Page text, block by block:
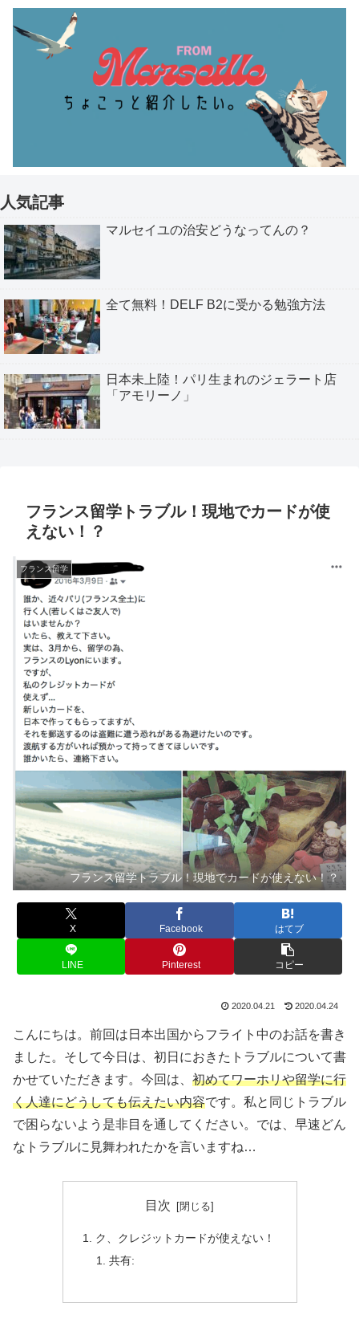
人気記事
マルセイユの治安どうなってんの？
全て無料！DELF B2に受かる勉強方法
日本未上陸！パリ生まれのジェラート店
「アモリーノ」
フランス留学トラブル！現地でカードが使
えない！？
フランス留学
フランス留学トラブル！現地でカードが使えない！？
X Facebook はてブ
LINE Pinterest コピー
2020.04.21 2020.04.24
こんにちは。前回は日本出国からフライト中のお話を書き
ました。そして今日は、初日におきたトラブルについて書
かせていただきます。今回は、 初めてワーホリや留学に行
く人達にどうしても伝えたい内容です。私と同じトラブル
で困らないよう是非目を通してください。では、早速どん
なトラブルに見舞われたかを言いますね…
目次
ク、クレジットカードが使えない！
共有: